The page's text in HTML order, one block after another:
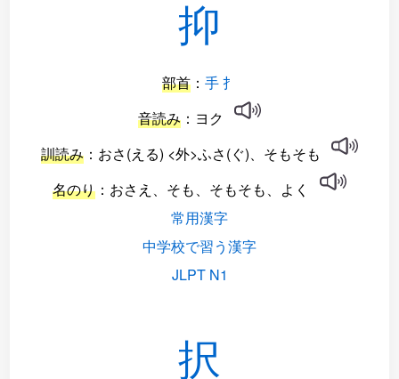
抑
部首 ： 手 扌
音読み ：ヨク
訓読み ：おさ(える) <外>ふさ(ぐ)、そもそも
名のり ：おさえ、そも、そもそも、よく
常用漢字
中学校で習う漢字
JLPT N1
択